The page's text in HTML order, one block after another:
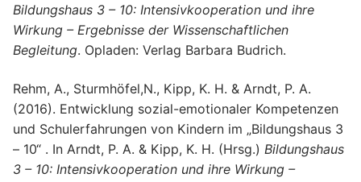
Bildungshaus 3 – 10: Intensivkooperation und ihre
Wirkung – Ergebnisse der Wissenschaftlichen
Begleitung. Opladen: Verlag Barbara Budrich.
Rehm, A., Sturmhöfel,N., Kipp, K. H. & Arndt, P. A.
(2016). Entwicklung sozial-emotionaler Kompetenzen
und Schulerfahrungen von Kindern im „Bildungshaus 3
– 10“ . In Arndt, P. A. & Kipp, K. H. (Hrsg.) Bildungshaus
3 – 10: Intensivkooperation und ihre Wirkung –